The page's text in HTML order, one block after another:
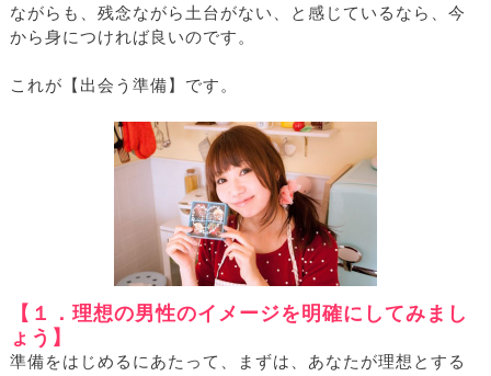
ながらも、残念ながら土台がない、と感じているなら、今
から身につければ良いのです。
これが【出会う準備】です。
【１．理想の男性のイメージを明確にしてみまし
ょう】
準備をはじめるにあたって、まずは、あなたが理想とする